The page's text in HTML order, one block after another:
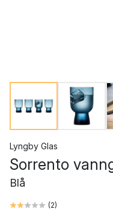
Lyngby Glas
Sorrento
Blå
(2)